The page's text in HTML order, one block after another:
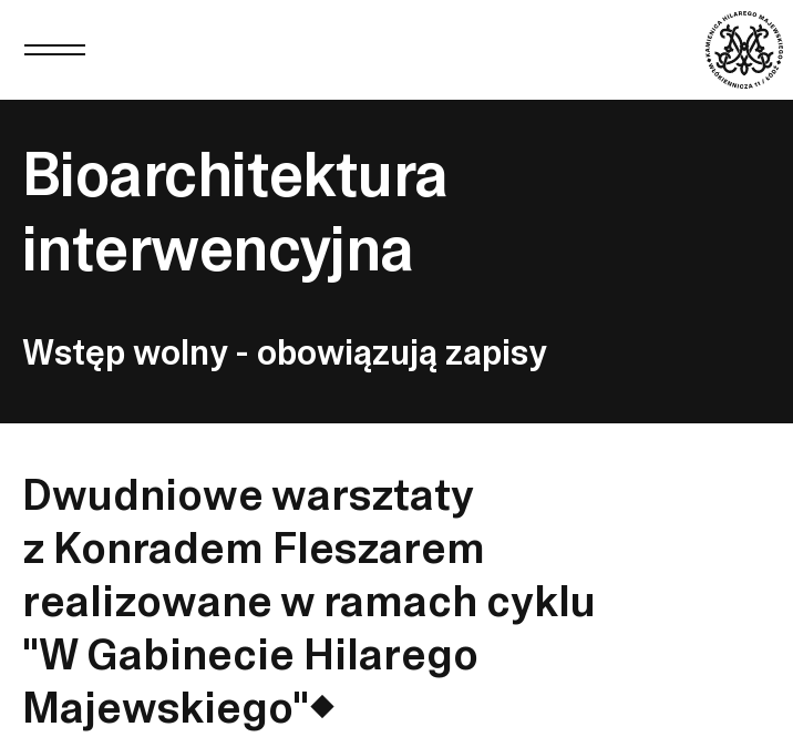
Bioarchitektura
interwencyjna
Wstęp wolny - obowiązują zapisy
Dwudniowe warsztaty
z Konradem Fleszarem
realizowane w ramach cyklu
"W Gabinecie Hilarego
Majewskiego"